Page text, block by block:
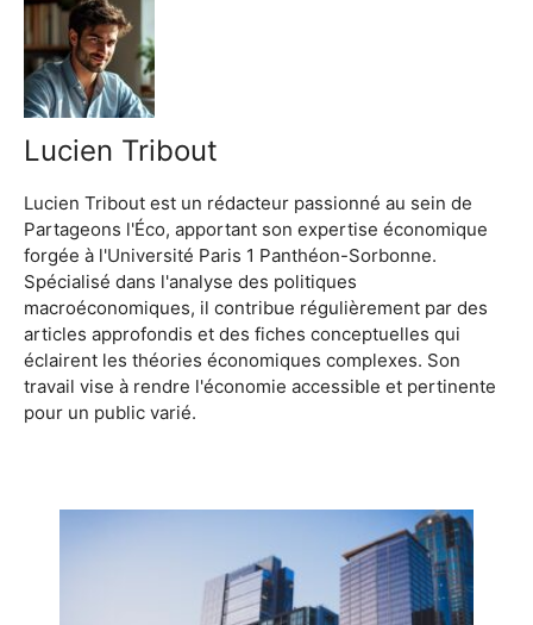
Lucien Tribout
Lucien Tribout est un rédacteur passionné au sein de
Partageons l'Éco, apportant son expertise économique
forgée à l'Université Paris 1 Panthéon-Sorbonne.
Spécialisé dans l'analyse des politiques
macroéconomiques, il contribue régulièrement par des
articles approfondis et des fiches conceptuelles qui
éclairent les théories économiques complexes. Son
travail vise à rendre l'économie accessible et pertinente
pour un public varié.